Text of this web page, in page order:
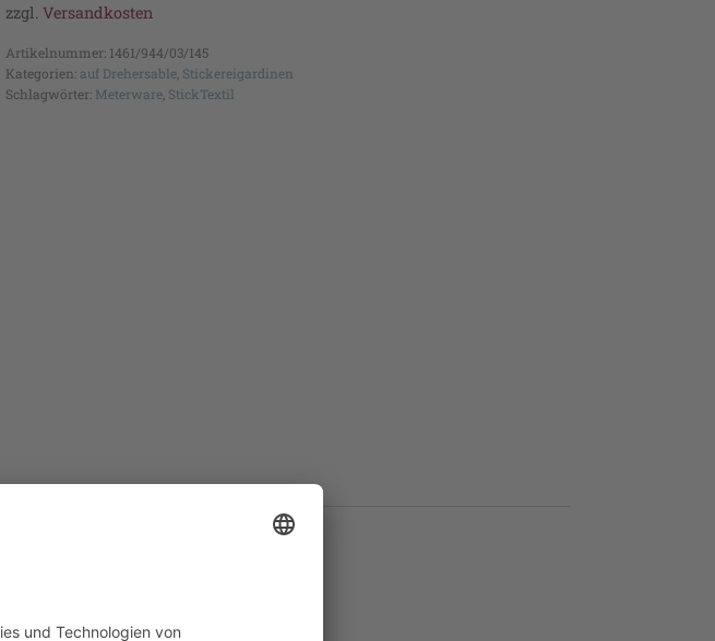
zzgl. Versandkosten
Artikelnummer: 1461/944/03/145
Kategorien: auf Drehersable, Stickereigardinen
Schlagwörter: Meterware, StickTextil